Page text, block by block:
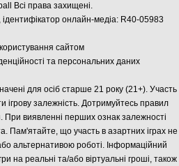
Всі права захищені.
дентифікатор онлайн-медіа: R40-05983
сайтом
та персональних даних
для осіб старше 21 року (21+). Участь
ігрову залежність. Дотримуйтесь правил
При виявленні перших ознак залежності
Пам'ятайте, що участь в азартних іграх не
альтернативою роботі. Інформаційний
на реальні та/або віртуальні гроші, також